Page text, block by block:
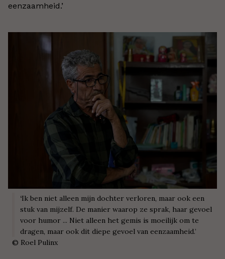
eenzaamheid.’
‘Ik ben niet alleen mijn dochter verloren, maar ook een
stuk van mijzelf. De manier waarop ze sprak, haar gevoel
voor humor ... Niet alleen het gemis is moeilijk om te
dragen, maar ook dit diepe gevoel van eenzaamheid.’
© Roel Pulinx